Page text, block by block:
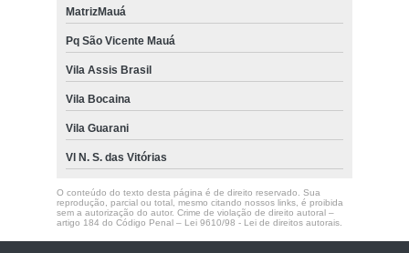
MatrizMauá
Pq São Vicente Mauá
Vila Assis Brasil
Vila Bocaina
Vila Guarani
Vl N. S. das Vitórias
O conteúdo do texto desta página é de direito reservado. Sua
reprodução, parcial ou total, mesmo citando nossos links, é proibida
sem a autorização do autor. Crime de violação de direito autoral –
artigo 184 do Código Penal – Lei 9610/98 - Lei de direitos autorais.